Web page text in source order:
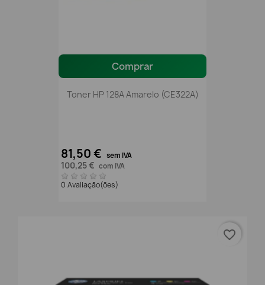
Comprar
Toner HP 128A Amarelo (CE322A)
81,50 € sem IVA
100,25 € com IVA
0 Avaliação(ões)
favorite_border